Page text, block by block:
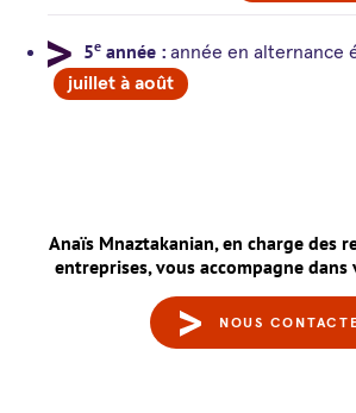
5e année : année en alternance
juillet à août
Anaïs Mnaztakanian, en charge des
entreprises, vous accompagne dans
NOUS